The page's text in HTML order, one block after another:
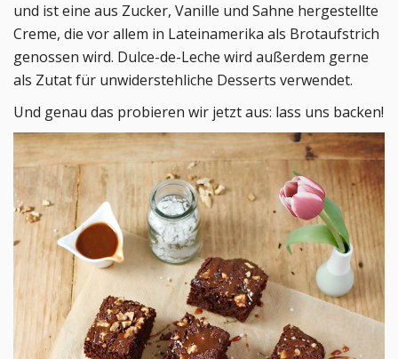
und ist eine aus Zucker, Vanille und Sahne hergestellte
Creme, die vor allem in Lateinamerika als Brotaufstrich
genossen wird. Dulce-de-Leche wird außerdem gerne
als Zutat für unwiderstehliche Desserts verwendet.
Und genau das probieren wir jetzt aus: lass uns backen!